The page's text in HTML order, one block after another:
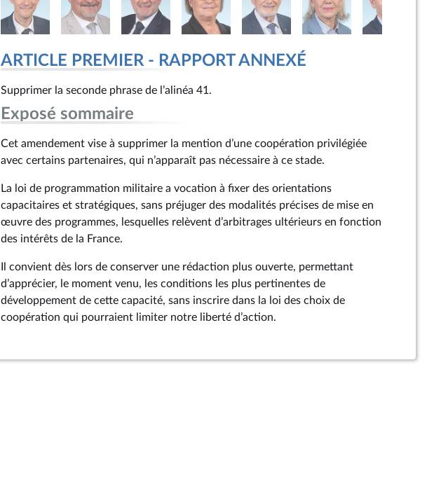
ARTICLE PREMIER - RAPPORT ANNEXÉ
Supprimer la seconde phrase de l’alinéa 41.
Exposé sommaire
Cet amendement vise à supprimer la mention d’une coopération privilégiée
avec certains partenaires, qui n’apparaît pas nécessaire à ce stade.
La loi de programmation militaire a vocation à fixer des orientations
capacitaires et stratégiques, sans préjuger des modalités précises de mise en
œuvre des programmes, lesquelles relèvent d’arbitrages ultérieurs en fonction
des intérêts de la France.
Il convient dès lors de conserver une rédaction plus ouverte, permettant
d’apprécier, le moment venu, les conditions les plus pertinentes de
développement de cette capacité, sans inscrire dans la loi des choix de
coopération qui pourraient limiter notre liberté d’action.